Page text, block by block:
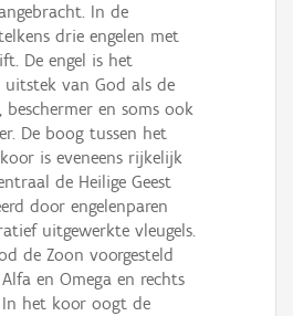
In de
drie engelen met
De engel is het
van God als de
beschermer en soms ook
De boog tussen het
is eveneens rijkelijk
de Heilige Geest
door engelenparen
uitgewerkte vleugels.
de Zoon voorgesteld
en Omega en rechts
In het koor oogt de